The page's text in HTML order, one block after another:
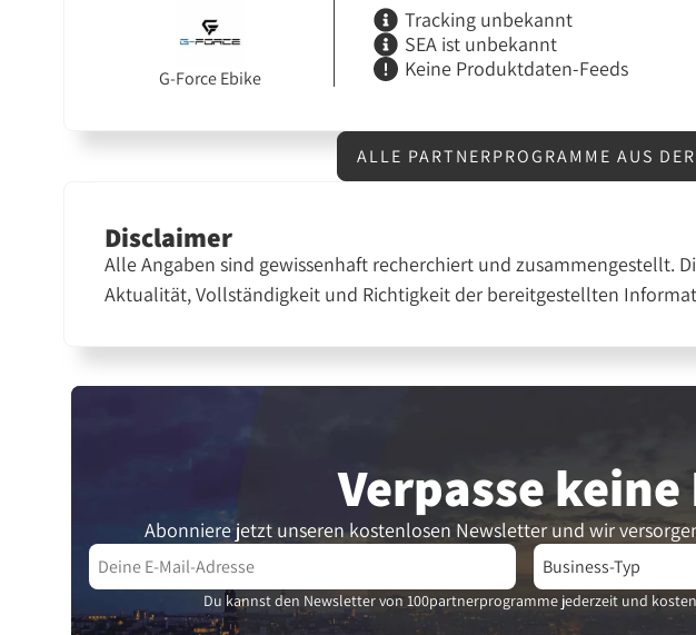
G-Force Ebike
Tracking unbekannt
SEA ist unbekannt
Keine Produktdaten-Feeds
ALLE PARTNERPROGRAMME AUS
Disclaimer
Alle Angaben sind gewissenhaft recherchiert und zusammengestellt.
Aktualität, Vollständigkeit und Richtigkeit der bereitgestellten
Verpasse
Abonniere jetzt unseren kostenlosen Newsletter und wir
Du kannst den Newsletter von 100partnerprogramme jederzeit und